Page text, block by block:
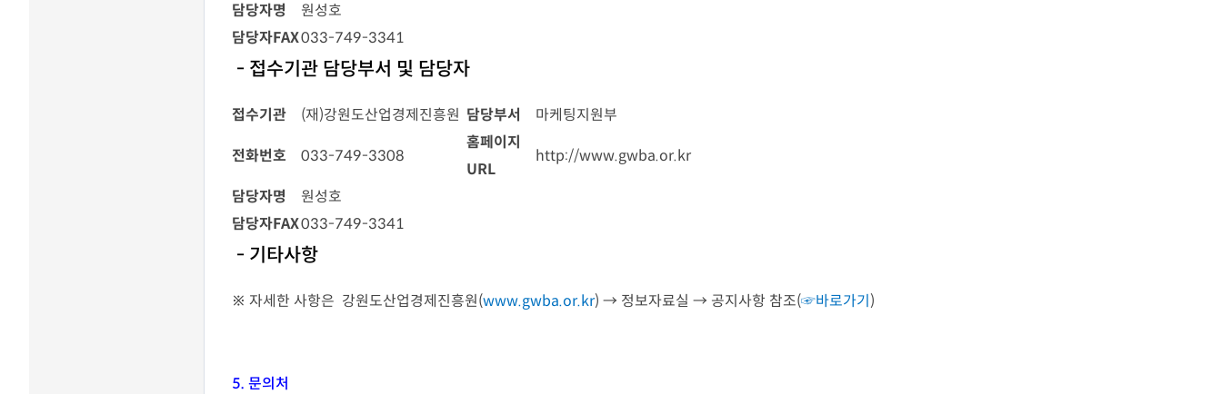
담당자명
원성호
담당자FAX033-749-3341
- 접수기관 담당부서 및 담당자
접수기관 (재)강원도산업경제진흥원 담당부서 마케팅지원부
전화번호 033-749-3308
홈페이지
URL
http://www.gwba.or.kr
담당자명
원성호
담당자FAX033-749-3341
- 기타사항
※ 자세한 사항은 강원도산업경제진흥원(www.gwba.or.kr) → 정보자료실 → 공지사항 참조(☞바로가기 )
5. 문의처